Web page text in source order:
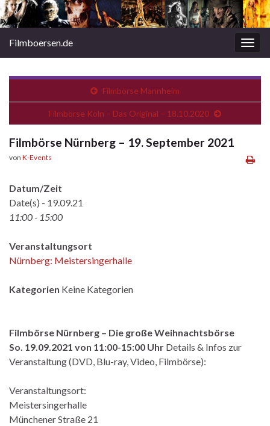
Filmboersen.de
Filmbörse Mannheim
Filmbörse Köln – Das Original – 18.10.2020
Filmbörse Nürnberg – 19. September 2021
von K-Events
Datum/Zeit
Date(s) - 19.09.21
11:00 - 15:00
Veranstaltungsort
Nürnberg: Meistersingerhalle
Kategorien Keine Kategorien
Filmbörse Nürnberg – Die große Weihnachtsbörse
So. 19.09.2021 von 11:00-15:00 Uhr Details & Infos zur
Veranstaltung (DVD, Blu-ray, Video, Filmbörse):
Veranstaltungsort:
Meistersingerhalle
Münchener Straße 21